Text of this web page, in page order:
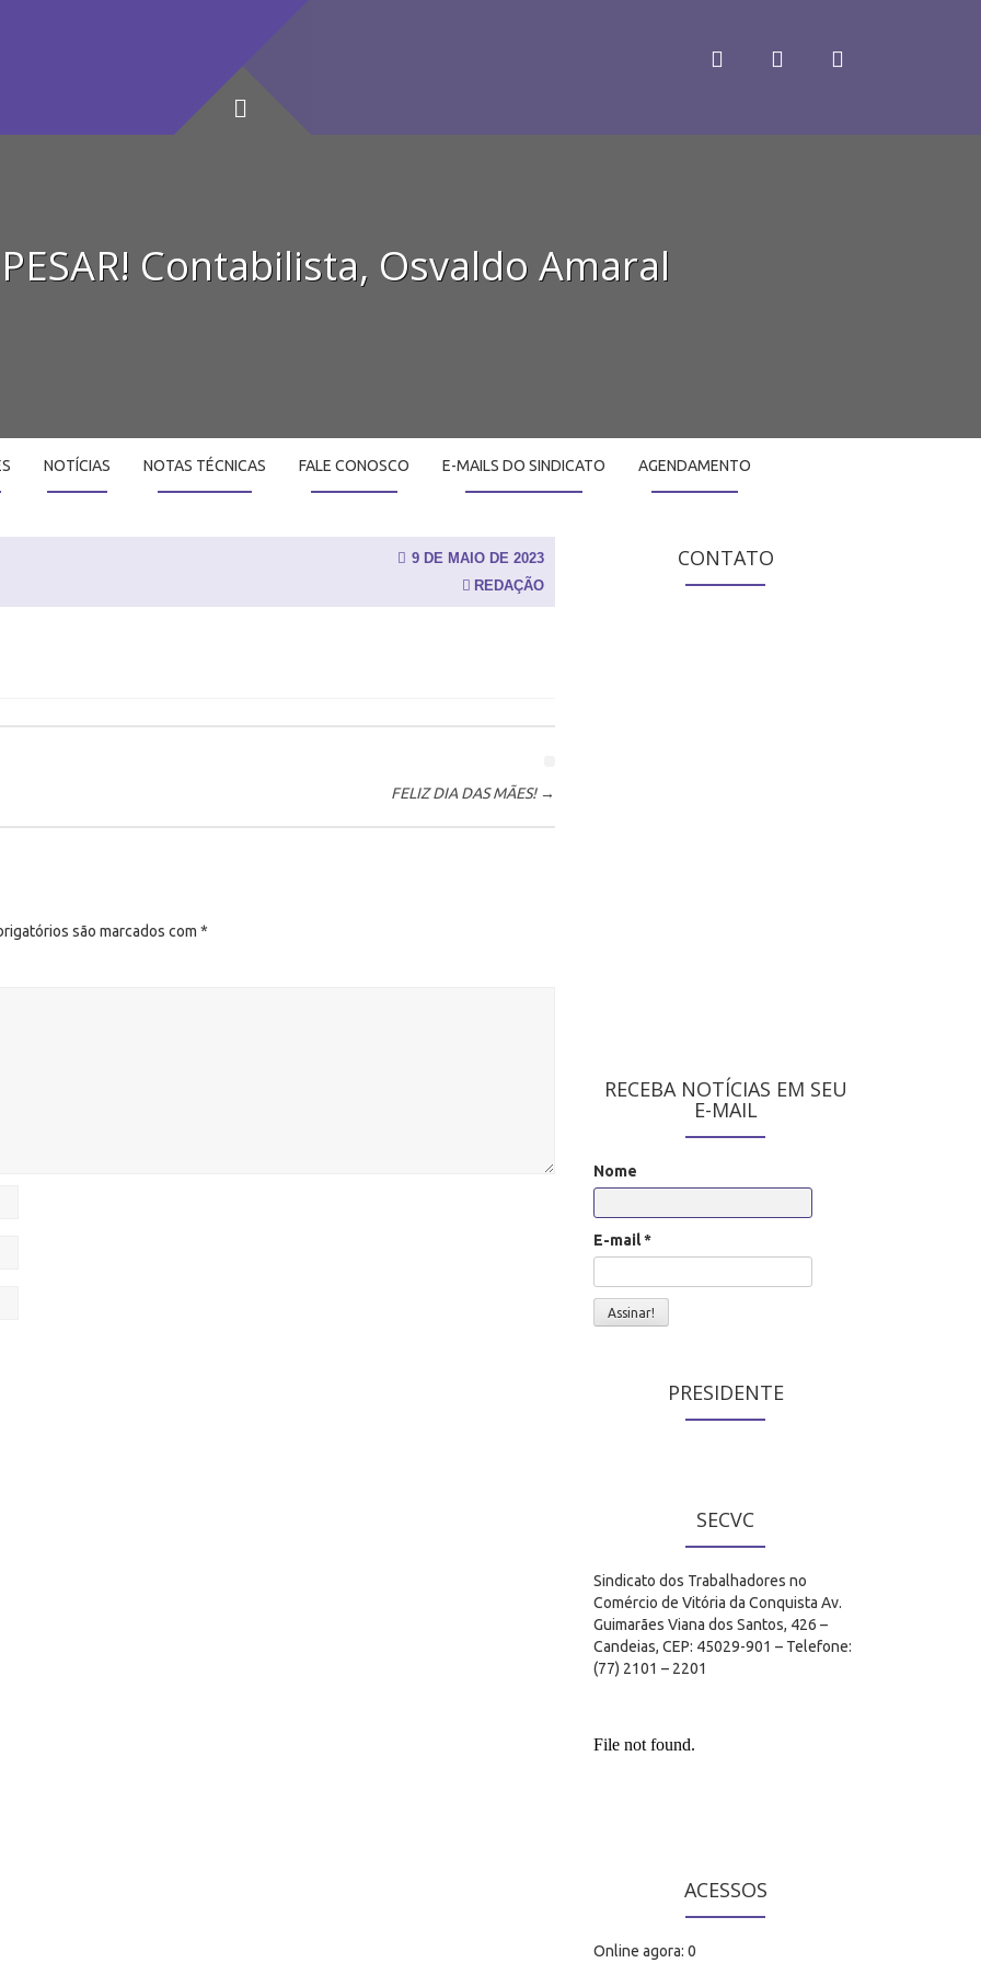
Contabilista, Osvaldo Amaral
NOTÍCIAS NOTAS TÉCNICAS FALE CONOSCO E-MAILS DO SINDICATO AGENDAMENTO
9 DE MAIO DE 2023
REDAÇÃO
FELIZ DIA DAS MÃES! →
são marcados com *
CONTATO
RECEBA NOTÍCIAS EM SEU
E-MAIL
Nome
E-mail*
PRESIDENTE
SECVC
Sindicato dos Trabalhadores no
Comércio de Vitória da Conquista Av.
Guimarães Viana dos Santos, 426 –
Candeias, CEP: 45029-901 – Telefone:
(77) 2101 – 2201
ACESSOS
Online agora: 0